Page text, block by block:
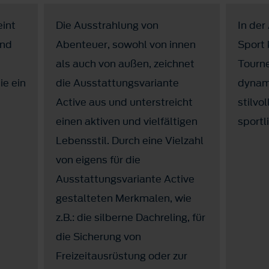
ein
Die Ausstrahlung von
Abenteuer, sowohl von innen
als auch von außen, zeichnet
die Ausstattungsvariante
Active aus und unterstreicht
einen aktiven und vielfältigen
Lebensstil. Durch eine Vielzahl
von eigens für die
Ausstattungsvariante Active
gestalteten Merkmalen, wie
z.B.: die silberne Dachreling, für
die Sicherung von
Freizeitausrüstung oder zur
In
Sport